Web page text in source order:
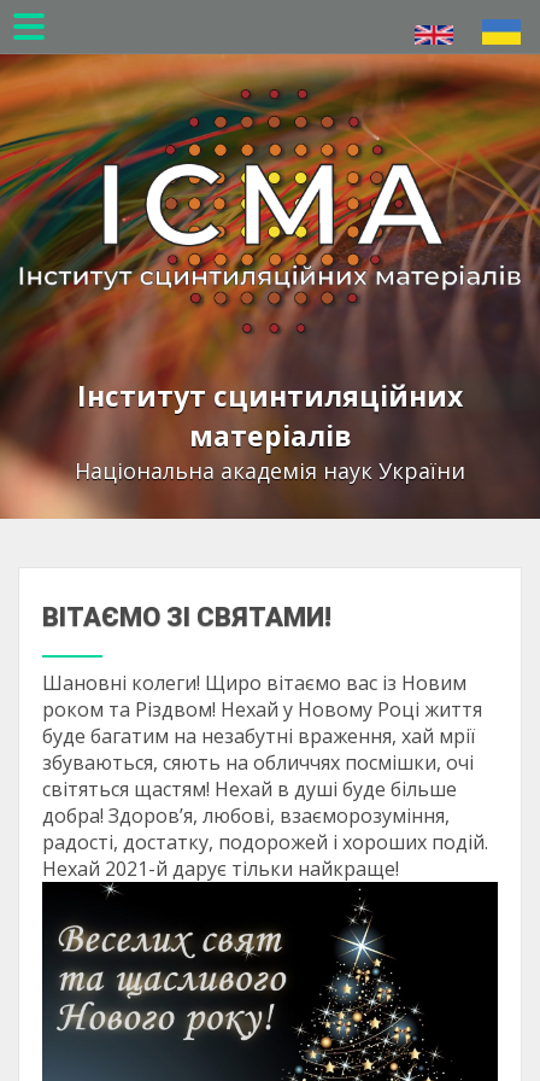
Перейти
до
основного
вмісту
Інститут сцинтиляційних
матеріалів
Національна академія наук України
ВІТАЄМО ЗІ СВЯТАМИ!
Шановні колеги! Щиро вітаємо вас із Новим
роком та Різдвом! Нехай у Новому Році життя
буде багатим на незабутні враження, хай мрії
збуваються, сяють на обличчях посмішки, очі
світяться щастям! Нехай в душі буде більше
добра! Здоров’я, любові, взаєморозуміння,
радості, достатку, подорожей і хороших подій.
Нехай 2021-й дарує тільки найкраще!